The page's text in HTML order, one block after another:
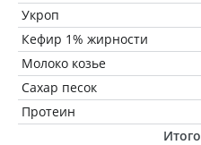
Укроп
Кефир 1% жирности
Молоко козье
Сахар песок
Протеин
Итого